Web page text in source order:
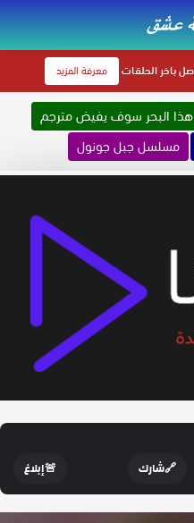
باخر الحلقات معرفة المزيد
البحر سوف يفيض مترجم
مسلسل جبل جونول
🔗شارك 🚨إبلاغ